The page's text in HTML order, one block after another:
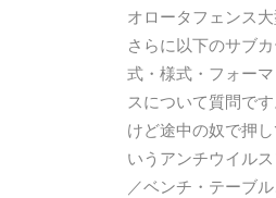
オロータフェンス
さらに以下のサブ
式・様式・フォー
スについて質問で
けど途中の奴で押
いうアンチウイル
／ベンチ・テーブ